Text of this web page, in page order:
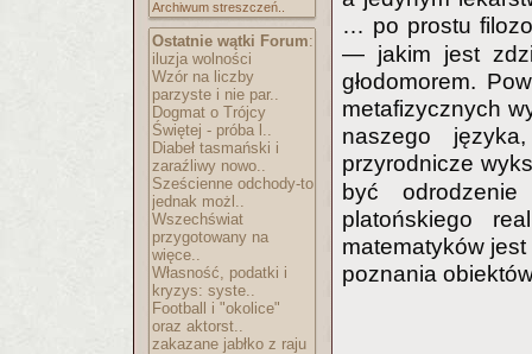
Archiwum streszczeń..
Ostatnie wątki Forum:
iluzja wolności
Wzór na liczby
parzyste i nie par..
Dogmat o Trójcy
Świętej - próba l..
Diabeł tasmański i
zaraźliwy nowo..
Sześcienne odchody-to
jednak możl..
Wszechświat
przygotowany na
więce..
Własność, podatki i
kryzys: syste..
Football i "okolice"
oraz aktorst..
zakazane jabłko z raju
… po prostu
— jakim jest
głodomorem.
metafizycznych
naszego
przyrodnicze
być
platońskiego
matematyków
poznania